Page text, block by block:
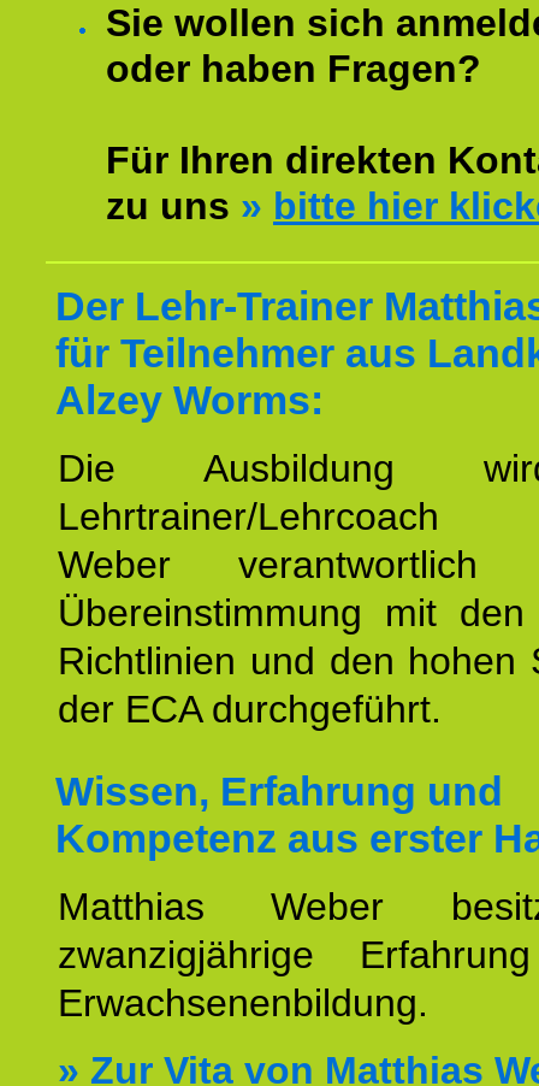
Sie wollen sich
oder haben Fragen?
Für Ihren direkten
zu uns » bitte hier
Der Lehr-Trainer
für Teilnehmer aus
Alzey Worms:
Die Ausbildung
Lehrtrainer/Lehrcoach
Weber
Übereinstimmung mit den
Richtlinien und den hohen
der ECA durchgeführt.
Wissen, Erfahrung und
Kompetenz aus erster
Matthias Weber
zwanzigjährige
Erwachsenenbildung.
» Zur Vita von Matthias